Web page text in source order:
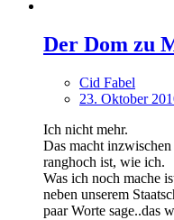
Der Dom zu
Cid Fabel
23. Oktober
Ich nicht mehr.
Das macht
ranghoch ist, wie ich.
Was ich noch mache
neben unserem
paar Worte sage..das